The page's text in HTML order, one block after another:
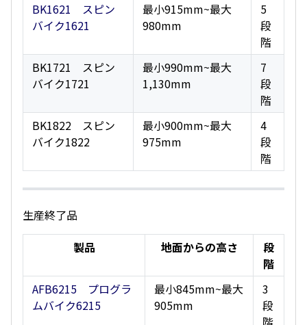
BK1621 スピン
バイク1621
最小915mm~最大
980mm
5
段
階
BK1721 スピン
バイク1721
最小990mm~最大
1,130mm
7
段
階
BK1822 スピン
バイク1822
最小900mm~最大
975mm
4
段
階
生産終了品
製品
地面からの高さ
段
階
AFB6215 プログラ
ムバイク6215
最小845mm~最大
905mm
3
段
階